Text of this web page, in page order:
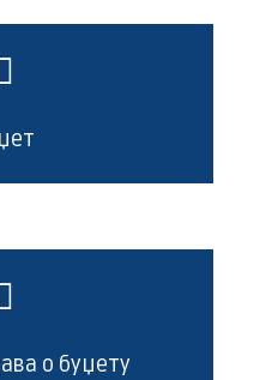
о буџету